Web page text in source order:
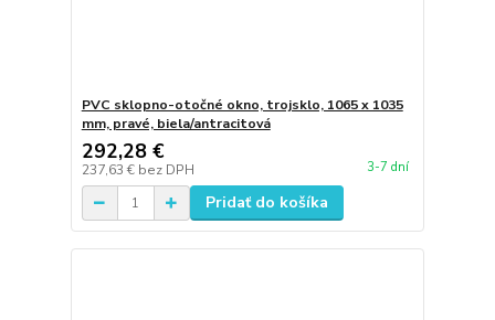
PVC sklopno-otočné okno, trojsklo, 1065 x 1035
mm, pravé, biela/antracitová
292,28 €
237,63 € bez DPH 3-7 dní
Pridať do košíka